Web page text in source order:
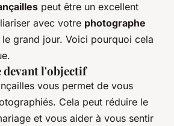
peut être un excellent
avec votre photographe
le grand jour. Voici pourquoi cela
devant l'objectif
vous permet de vous
Cela peut réduire le
et vous aider à vous sentir